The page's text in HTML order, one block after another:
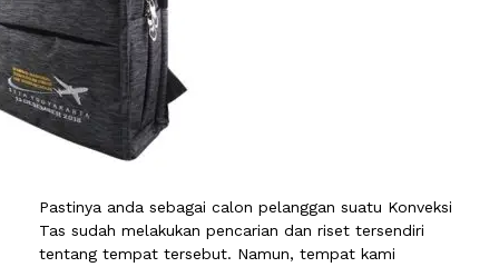
Pastinya anda sebagai calon pelanggan suatu Konveksi
Tas sudah melakukan pencarian dan riset tersendiri
tentang tempat tersebut. Namun, tempat kami